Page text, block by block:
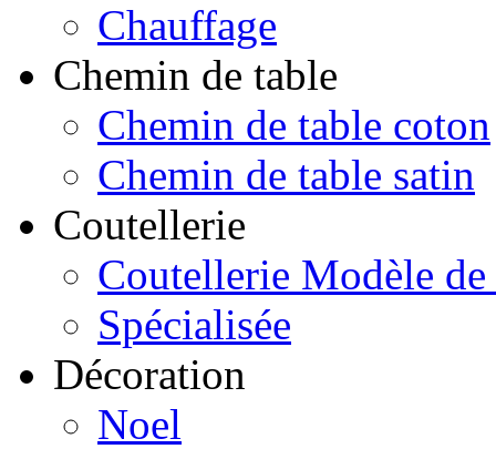
Chauffage
Chemin de table
Chemin de table coton
Chemin de table satin
Coutellerie
Coutellerie Modèle de
Spécialisée
Décoration
Noel